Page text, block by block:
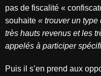
pas de fiscalité «
souhaite « trouver un
très hauts revenus et les
appelés à participer
Puis il s’en prend aux